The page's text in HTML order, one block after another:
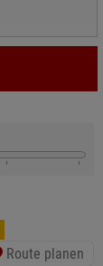
Route planen